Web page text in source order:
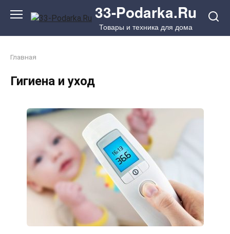
33-Podarka.Ru
Товары и техника для дома
Главная
Гигиена и уход